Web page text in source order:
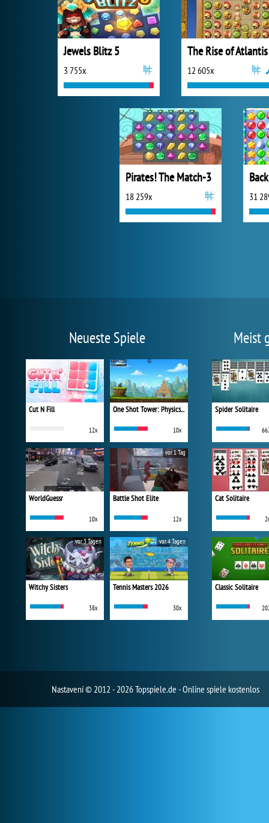
Jewels Blitz 5
3 755x
The Rise of Atlantis
12 605x
Pirates! The Match-3
18 259x 31
Neueste Spiele
Cut N Fill
12x
One Shot Tower: Physics Destroyer
10x
WorldGuessr
10x
Battle Shot Elite
12x
vor 1 Tag
Witchy Sisters
38x
vor 3 Tagen
Tennis Masters 2026
30x
vor 4 Tagen
Meist
Spider Solitaire
Cat Solitaire
Classic Solitaire
Nastavení© 2012 - 2026 Topspiele.de - Online spiele kostenlos